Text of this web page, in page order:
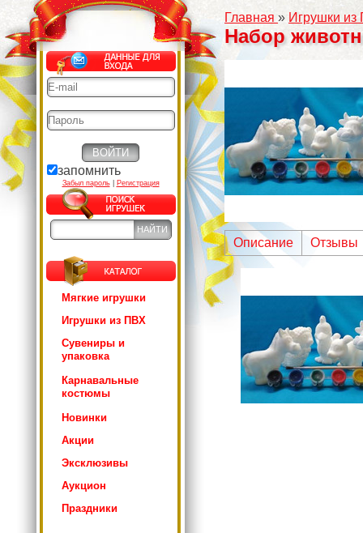
запомнить
Забыл пароль| Регистрация
Мягкие игрушки
Игрушки из ПВХ
Сувениры и
упаковка
Карнавальные
костюмы
Новинки
Акции
Эксклюзивы
Аукцион
Праздники
Главная » Игрушки
Набор
Описание Отзывы